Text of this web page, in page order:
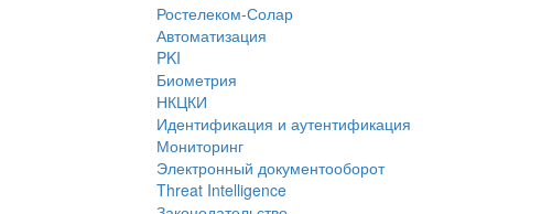
Ростелеком-Солар
Автоматизация
PKI
Биометрия
НКЦКИ
Идентификация и аутентификация
Мониторинг
Электронный документооборот
Threat Intelligence